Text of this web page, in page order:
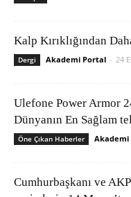
Kalp Kırıklığından
Dergi Akademi Portal - 24
Ulefone Power Armor
Dünyanın En Sağlam
Öne Çıkan Haberler Akademi
Cumhurbaşkanı ve